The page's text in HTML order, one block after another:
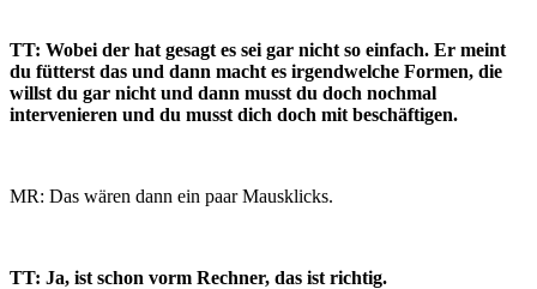
TT: Wobei der hat gesagt es sei gar nicht so einfach. Er meint
du fütterst das und dann macht es irgendwelche Formen, die
willst du gar nicht und dann musst du doch nochmal
intervenieren und du musst dich doch mit beschäftigen.
MR: Das wären dann ein paar Mausklicks.
TT: Ja, ist schon vorm Rechner, das ist richtig.